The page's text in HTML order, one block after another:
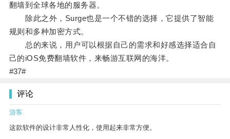
翻墙到全球各地的服务器。
除此之外，Surge也是一个不错的选择，它提供了智能
规则和多种加密方式。
总的来说，用户可以根据自己的需求和好感选择适合自
己的iOS免费翻墙软件，来畅游互联网的海洋。
#37#
评论
游客
这款软件的设计非常人性化，使用起来非常方便。